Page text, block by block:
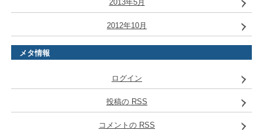
2013年5月
2012年10月
メタ情報
ログイン
投稿の RSS
コメントの RSS